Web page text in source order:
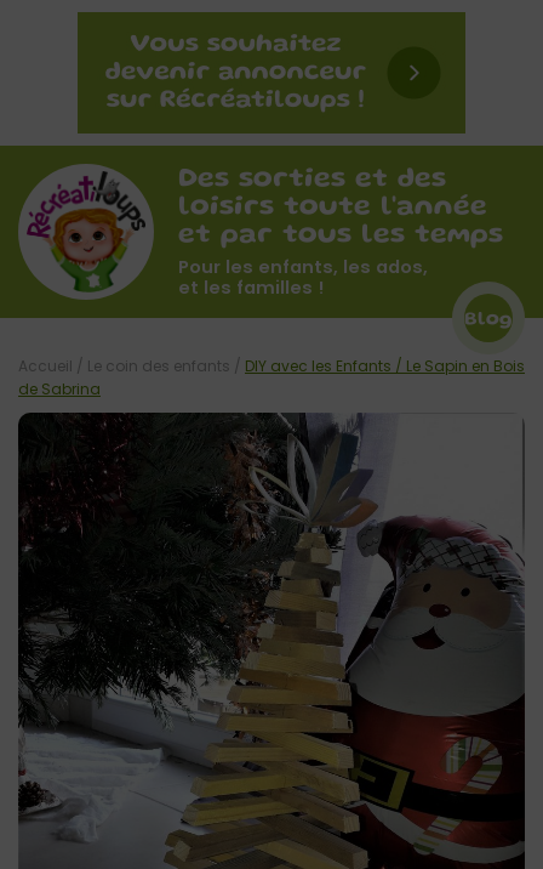
Des sorties et des
loisirs toute l'année
et par tous les temps
Pour les enfants, les ados,
et les familles !
Blog
Accueil / Le coin des enfants / DIY avec les Enfants / Le Sapin en Bois
de Sabrina